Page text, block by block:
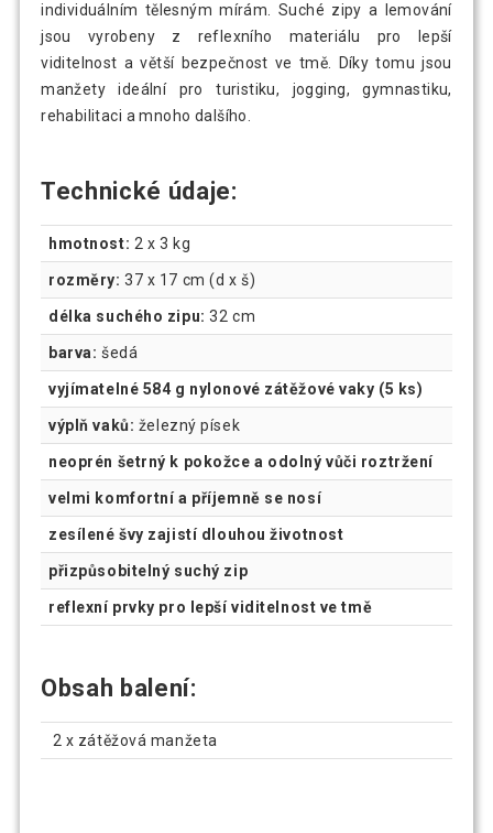
individuálním tělesným mírám. Suché zipy a lemování
jsou vyrobeny z reflexního materiálu pro lepší
viditelnost a větší bezpečnost ve tmě. Díky tomu jsou
manžety ideální pro turistiku, jogging, gymnastiku,
rehabilitaci a mnoho dalšího.
Technické údaje:
hmotnost: 2 x 3 kg
rozměry: 37 x 17 cm (d x š)
délka suchého zipu: 32 cm
barva: šedá
vyjímatelné 584 g nylonové zátěžové vaky (5 ks)
výplň vaků: železný písek
neoprén šetrný k pokožce a odolný vůči roztržení
velmi komfortní a příjemně se nosí
zesílené švy zajistí dlouhou životnost
přizpůsobitelný suchý zip
reflexní prvky pro lepší viditelnost ve tmě
Obsah balení:
2 x zátěžová manžeta